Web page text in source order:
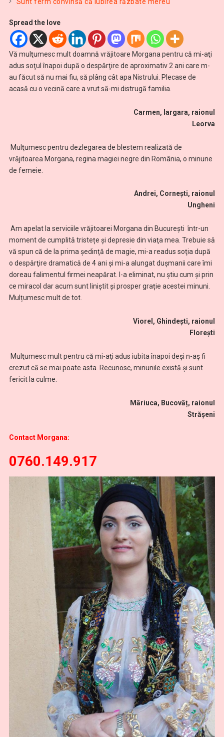
Spread the love
Vă mulţumesc mult doamnă vrăjitoare Morgana pentru că mi-aţi
adus soţul înapoi după o despărţire de aproximativ 2 ani care m-
au făcut să nu mai fiu, să plâng cât apa Nistrului. Plecase de
acasă cu o vecină care a vrut să-mi distrugă familia.
Carmen, Iargara, raionul
Leorva
Mulţumesc pentru dezlegarea de blestem realizată de
vrăjitoarea Morgana, regina magiei negre din România, o minune
de femeie.
Andrei, Cornești, raionul
Ungheni
Am apelat la serviciile vrăjitoarei Morgana din București într-un
moment de cumplită tristețe și depresie din viaţa mea. Trebuie să
vă spun că de la prima şedinţă de magie, mi-a readus soţia după
o despărţire dramatică de 4 ani şi mi-a alungat dușmanii care îmi
doreau falimentul firmei neapărat. I-a eliminat, nu știu cum și prin
ce miracol dar acum sunt liniștit și prosper grație acestei minuni.
Mulțumesc mult de tot.
Viorel, Ghindești, raionul
Florești
Mulţumesc mult pentru că mi-aţi adus iubita înapoi deşi n-aş fi
crezut că se mai poate asta. Recunosc, minunile există și sunt
fericit la culme.
Măriuca, Bucovăț, raionul
Strășeni
Contact Morgana:
0760.149.917